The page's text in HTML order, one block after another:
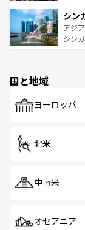
参照
激す
が待
た文
み、
てお
うな
シン
アジ
シン
で、
国と地域
ヨーロッパ
北米
中南米
オセアニア